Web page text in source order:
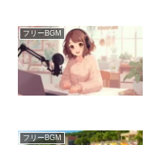
フリーBGM
フリーBGM